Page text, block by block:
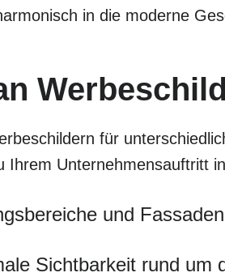
in die moderne
für
Ihrem Unternehmensauftritt
und Fassaden
Sichtbarkeit rund um